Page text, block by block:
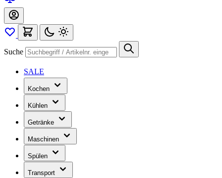
Suche
SALE
Kochen
Kühlen
Getränke
Maschinen
Spülen
Transport